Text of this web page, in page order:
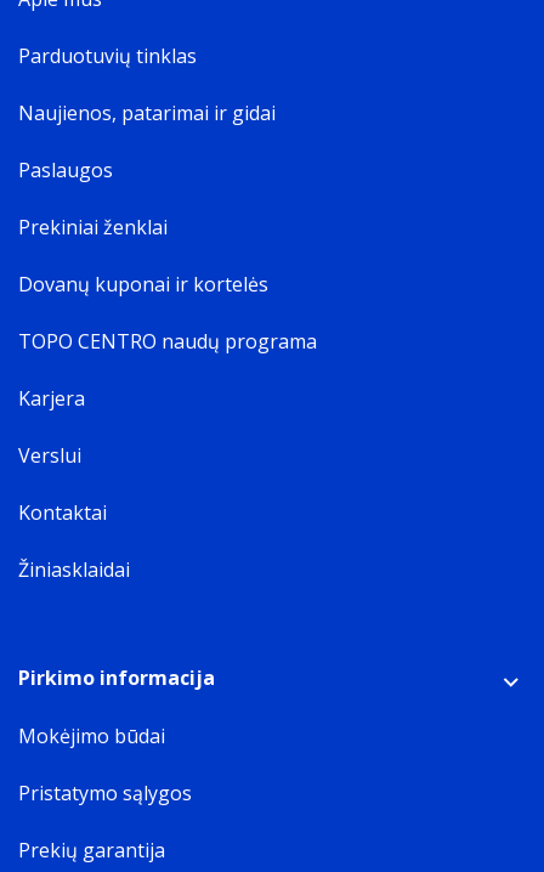
Parduotuvių tinklas
Naujienos, patarimai ir gidai
Paslaugos
Prekiniai ženklai
Dovanų kuponai ir kortelės
TOPO CENTRO naudų programa
Karjera
Verslui
Kontaktai
Žiniasklaidai
Pirkimo informacija
Mokėjimo būdai
Pristatymo sąlygos
Prekių garantija